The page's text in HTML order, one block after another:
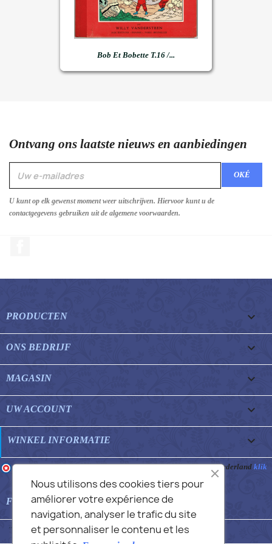
Bob Et Bobette T.16 /...
Ontvang ons laatste nieuws en aanbiedingen
U kunt op elk gewenst moment weer uitschrijven. Hiervoor kunt u de
contactgegevens gebruiken uit de algemene voorwaarden.
PRODUCTEN 
ONS BEDRIJF 
MAGASIN 
UW ACCOUNT 
WINKEL INFORMATIE keyboard_arrow_down
Merchant goedgekeurd door Gegarandeerde Beoordelingen Nederland klik
hier om het attest te tonen
FEATURED FAQS 
© 2026 - Commans Alex
Nous utilisons des cookies tiers pour
améliorer votre expérience de
navigation, analyser le trafic du site
et personnaliser le contenu et les